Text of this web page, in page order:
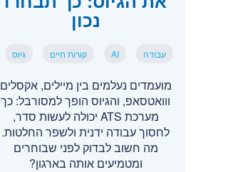
נכון
עבודה AI קורות חיים גיוס
מועמדים נעלמים בין מיילים, אקסלים
ווואטסאפ, והגיוס הופך למסורבל: כך
מערכת ATS יכולה לעשות סדר,
לחסוך עבודה ידנית ולשפר החלטות.
מה חשוב לבדוק לפני שבוחרים
ומטמיעים אותה בארגון?